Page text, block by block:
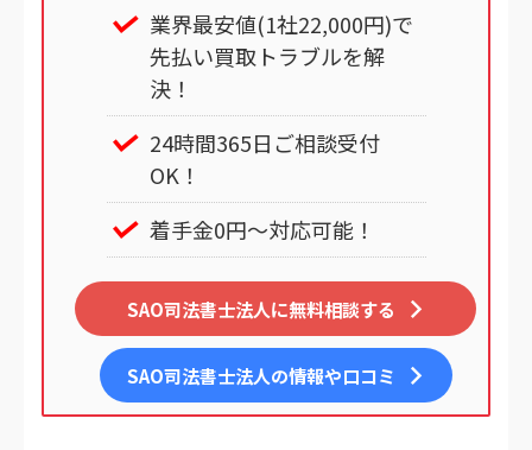
業界最安値(1社22,000円)で
先払い買取トラブルを解
決！
24時間365日ご相談受付
OK！
着手金0円～対応可能！
SAO司法書士法人に無料相談する
SAO司法書士法人の情報や口コミ